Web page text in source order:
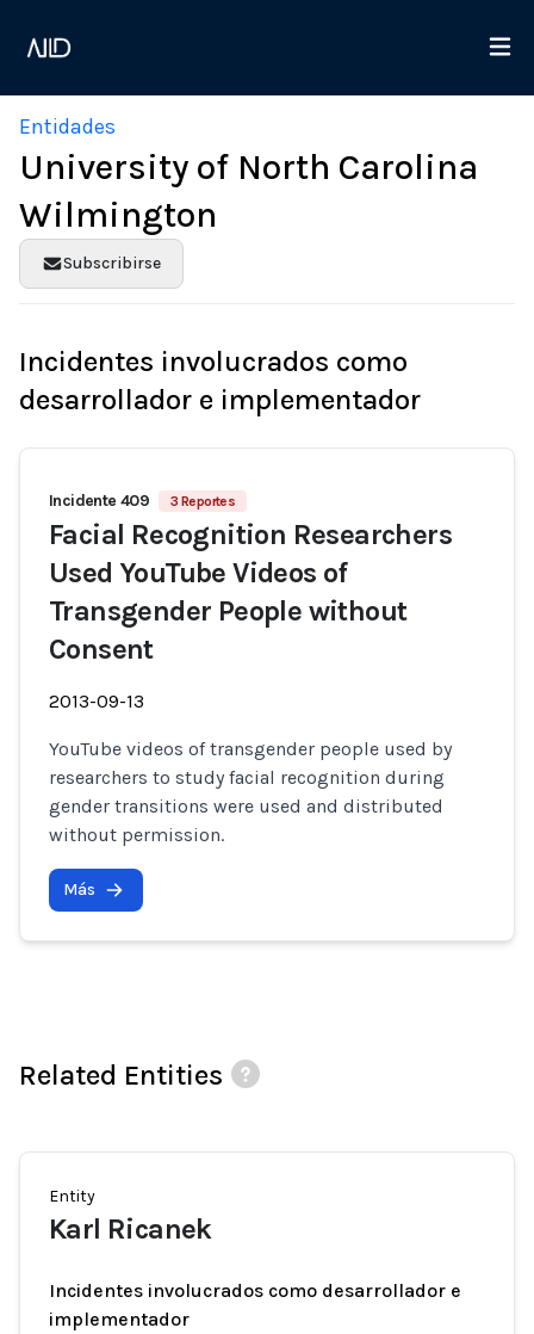
Entidades
University of North Carolina
Wilmington
Subscribirse
Incidentes involucrados como
desarrollador e implementador
Incidente 409 3 Reportes
Facial Recognition Researchers
Used YouTube Videos of
Transgender People without
Consent
2013-09-13
YouTube videos of transgender people used by
researchers to study facial recognition during
gender transitions were used and distributed
without permission.
Más
Related Entities
Entity
Karl Ricanek
Incidentes involucrados como desarrollador e
implementador